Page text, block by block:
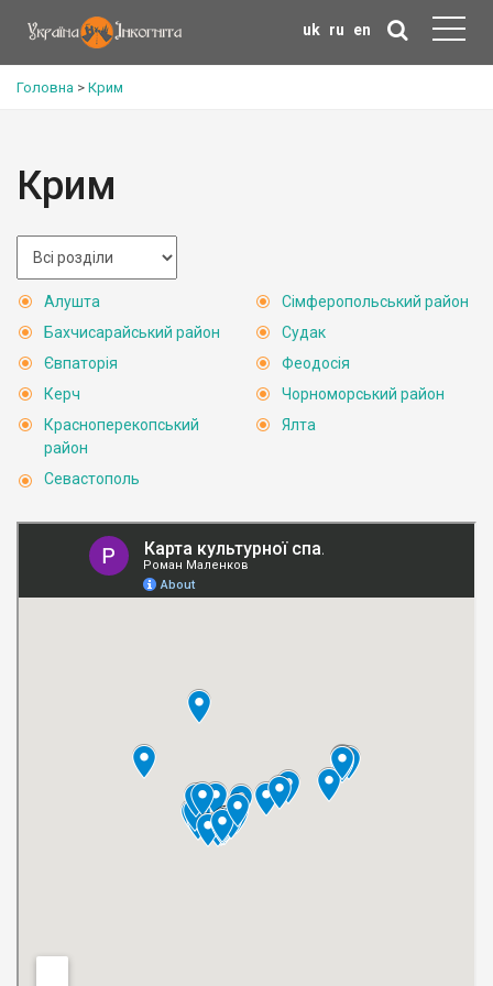
uk ru en
Головна > Крим
Крим
Алушта
Бахчисарайський район
Євпаторія
Керч
Красноперекопський
район
Севастополь
Сімферопольський район
Судак
Феодосія
Чорноморський район
Ялта